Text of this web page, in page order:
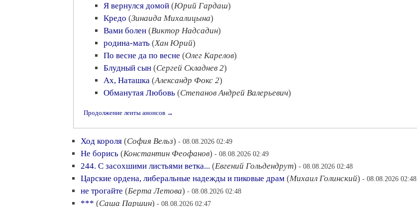
Я вернулся домой (Юрий Гардаш)
Кредо (Зинаида Михалицына)
Вами болен (Виктор Надсадин)
родина-мать (Хан Юрий)
По весне да по весне (Олег Карелов)
Блудный сын (Сергей Складнев 2)
Ах, Наташка (Александр Фокс 2)
Обманутая Любовь (Степанов Андрей Валерьевич)
Продолжение ленты анонсов →
Ход короля (София Вельз) - 08.08.2026 02:49
Не борись (Константин Феофанов) - 08.08.2026 02:49
244. С засохшими листьями ветка... (Евгений Гольдендрут) - 08.08.2026 02:48
Царские ордена, либеральные надежды и пиковые драм (Михаил Голинский) - 08.08.2026 02:48
не трогайте (Берта Летова) - 08.08.2026 02:48
*** (Саша Паршин) - 08.08.2026 02:47